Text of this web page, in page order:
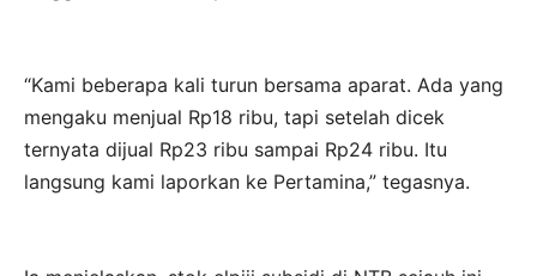
“Kami beberapa kali turun bersama aparat. Ada yang
mengaku menjual Rp18 ribu, tapi setelah dicek
ternyata dijual Rp23 ribu sampai Rp24 ribu. Itu
langsung kami laporkan ke Pertamina,” tegasnya.